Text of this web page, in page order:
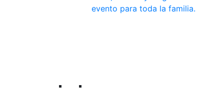
evento para toda la familia.